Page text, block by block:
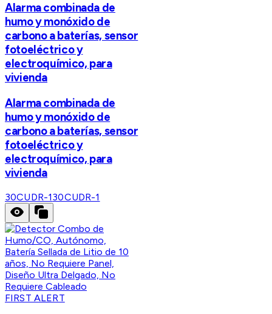
Alarma combinada de
humo y monóxido de
carbono a baterías, sensor
fotoeléctrico y
electroquímico, para
vivienda
Alarma combinada de
humo y monóxido de
carbono a baterías, sensor
fotoeléctrico y
electroquímico, para
vivienda
30CUDR-130CUDR-1
FIRST ALERT